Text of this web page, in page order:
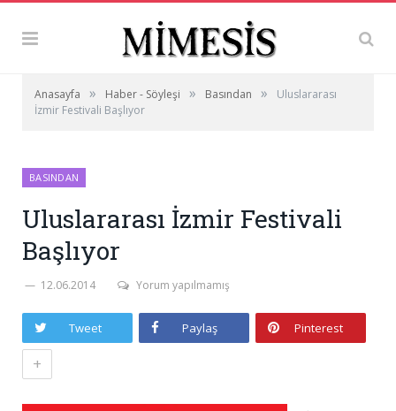
Anasayfa » Haber - Söyleşi » Basından »
Uluslararası
İzmir Festivali Başlıyor
BASINDAN
Uluslararası İzmir Festivali
Başlıyor
12.06.2014 Yorum yapılmamış
Tweet Paylaş Pinterest
+